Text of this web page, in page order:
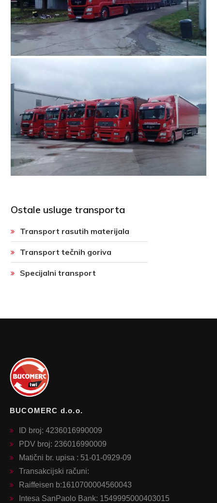
Ostale usluge transporta
Transport rasutih materijala
Transport tečnih goriva
Specijalni transport
BUCOMERC d.o.o.
ID broj: 4236016990009
PDV broj: 236016990009
Matični br. upisa : 51-01-0929-09
Transakcijski računi:
Raiffeisen b:1610700004560043
Intesa SanPaolo Bank: 1549995000403015